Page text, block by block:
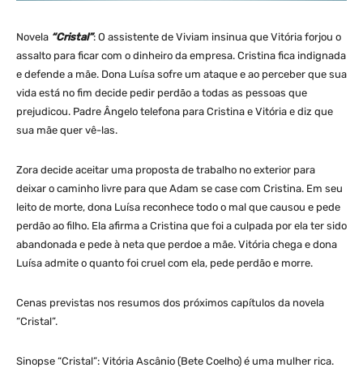
Novela “Cristal”: O assistente de Viviam insinua que Vitória forjou o
assalto para ficar com o dinheiro da empresa. Cristina fica indignada
e defende a mãe. Dona Luísa sofre um ataque e ao perceber que sua
vida está no fim decide pedir perdão a todas as pessoas que
prejudicou. Padre Ângelo telefona para Cristina e Vitória e diz que
sua mãe quer vê-las.
Zora decide aceitar uma proposta de trabalho no exterior para
deixar o caminho livre para que Adam se case com Cristina. Em seu
leito de morte, dona Luísa reconhece todo o mal que causou e pede
perdão ao filho. Ela afirma a Cristina que foi a culpada por ela ter sido
abandonada e pede à neta que perdoe a mãe. Vitória chega e dona
Luísa admite o quanto foi cruel com ela, pede perdão e morre.
Cenas previstas nos resumos dos próximos capítulos da novela
“Cristal”.
Sinopse “Cristal”: Vitória Ascânio (Bete Coelho) é uma mulher rica.